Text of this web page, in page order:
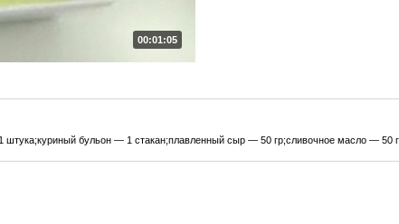
00:01:05
штука;куриный бульон — 1 стакан;плавленный сыр — 50 гр;сливочное масло — 50